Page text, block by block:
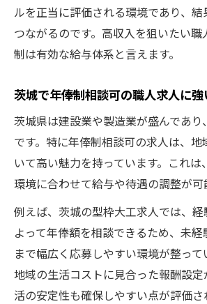
ルを正当に評価される環境であり、
つながるのです。高収入を狙いたい職
制は有効な給与体系と言えます。
茨城で年俸制相談可の職人求人に
茨城県は建設業や製造業が盛んであり
です。特に年俸制相談可の求人は、
いて高い魅力を持っています。これは
環境に合わせて給与や待遇の調整が可
例えば、茨城の型枠大工求人では、
よって年俸額を相談できるため、未
まで幅広く応募しやすい環境が整って
地域の生活コストに見合った報酬設
活の安定性も確保しやすい点が評価さ